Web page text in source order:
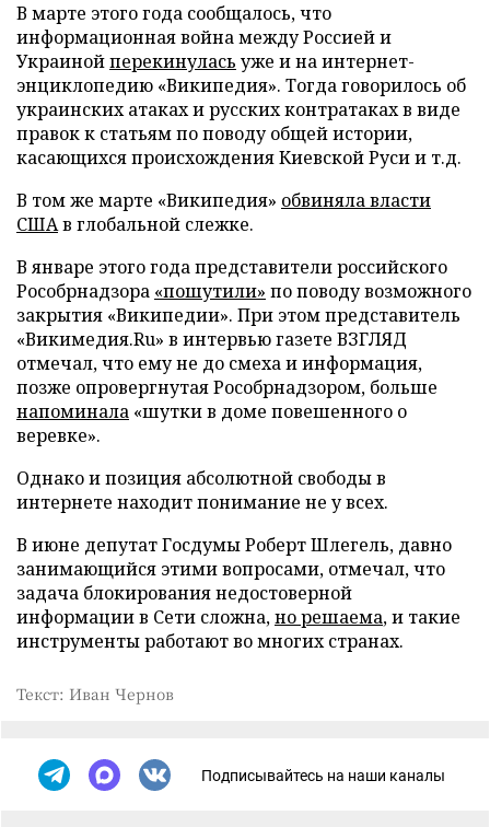
В марте этого года сообщалось, что
информационная война между Россией и
Украинойперекинулась уже и на интернет-
энциклопедию «Википедия». Тогда говорилось об
украинских атаках и русских контратаках в виде
правок к статьям по поводу общей истории,
касающихся происхождения Киевской Руси и т.д.
В том же марте «Википедия» обвиняла власти
СШАв глобальной слежке.
В январе этого года представители российского
Рособрнадзора «пошутили» по поводу возможного
закрытия «Википедии». При этом представитель
«Викимедия.Ru» в интервью газете ВЗГЛЯД
отмечал, что ему не до смеха и информация,
позже опровергнутая Рособрнадзором, больше
напоминала «шутки в доме повешенного о
веревке».
Однако и позиция абсолютной свободы в
интернете находит понимание не у всех.
В июне депутат Госдумы Роберт Шлегель, давно
занимающийся этими вопросами, отмечал, что
задача блокирования недостоверной
информации в Сети сложна,но решаема, и такие
инструменты работают во многих странах.
Текст: Иван Чернов
Подписывайтесь на наши каналы